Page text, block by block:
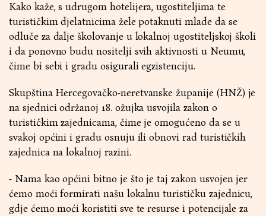
Kako kaže, s udrugom hotelijera, ugostiteljima te
turističkim djelatnicima žele potaknuti mlade da se
odluče za dalje školovanje u lokalnoj ugostiteljskoj školi
i da ponovno budu nositelji svih aktivnosti u Neumu,
čime bi sebi i gradu osigurali egzistenciju.
Skupština Hercegovačko-neretvanske županije (HNŽ) je
na sjednici održanoj 18. ožujka usvojila zakon o
turističkim zajednicama, čime je omogućeno da se u
svakoj općini i gradu osnuju ili obnovi rad turističkih
zajednica na lokalnoj razini.
- Nama kao općini bitno je što je taj zakon usvojen jer
ćemo moći formirati našu lokalnu turističku zajednicu,
gdje ćemo moći koristiti sve te resurse i potencijale za